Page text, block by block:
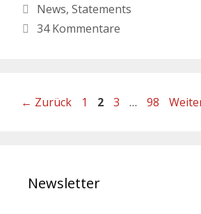
News, Statements
34 Kommentare
← Zurück 1 2 3 … 98
Newsletter